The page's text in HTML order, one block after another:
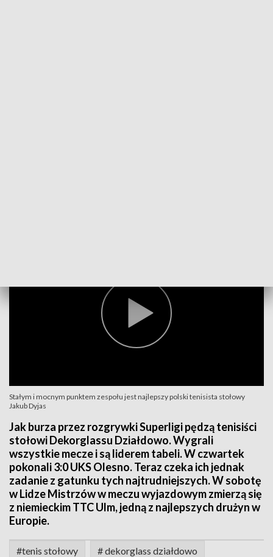
Stałym i mocnym punktem zespołu jest najlepszy polski tenisista stołowy
Jakub Dyjas
Jak burza przez rozgrywki Superligi pędzą tenisiści
stołowi Dekorglassu Działdowo. Wygrali
wszystkie mecze i są liderem tabeli. W czwartek
pokonali 3:0 UKS Olesno. Teraz czeka ich jednak
zadanie z gatunku tych najtrudniejszych. W sobotę
w Lidze Mistrzów w meczu wyjazdowym zmierzą się
z niemieckim TTC Ulm, jedną z najlepszych drużyn w
Europie.
#tenis stołowy # dekorglass działdowo